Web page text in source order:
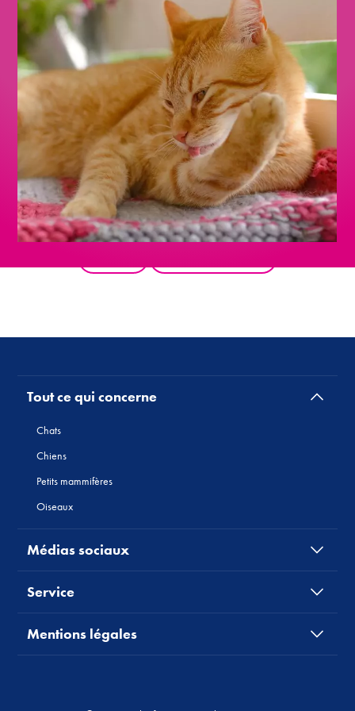
Tout ce qui concerne
Chats
Chiens
Petits mammifères
Oiseaux
Médias sociaux
Service
Mentions légales